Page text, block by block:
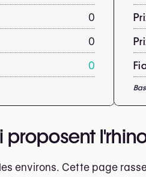
0
0
0
environs. Cette page